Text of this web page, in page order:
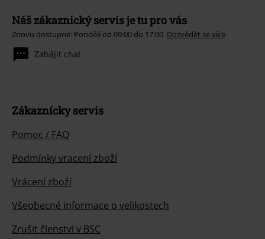
Náš zákaznický servis je tu pro vás
Znovu dostupné: Pondělí od 09:00 do 17:00. Dozvědět se více
Zahájit chat
Zákaznícky servis
Pomoc / FAQ
Podmínky vracení zboží
Vrácení zboží
Všeobecné informace o velikostech
Zrušit členství v BSC